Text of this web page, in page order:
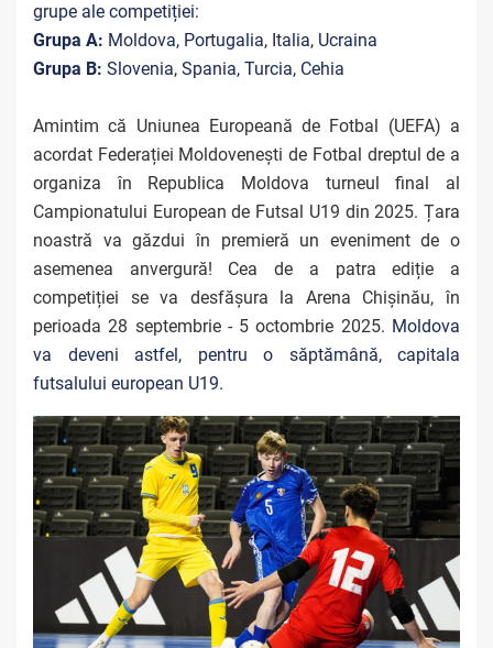
grupe ale competiției:
Grupa A: Moldova, Portugalia, Italia, Ucraina
Grupa B: Slovenia, Spania, Turcia, Cehia
Amintim că Uniunea Europeană de Fotbal (UEFA) a
acordat Federației Moldovenești de Fotbal dreptul de a
organiza în Republica Moldova turneul final al
Campionatului European de Futsal U19 din 2025. Țara
noastră va găzdui în premieră un eveniment de o
asemenea anvergură! Cea de a patra ediție a
competiției se va desfășura la Arena Chișinău, în
perioada 28 septembrie - 5 octombrie 2025. Moldova
va deveni astfel, pentru o săptămână, capitala
futsalului european U19.